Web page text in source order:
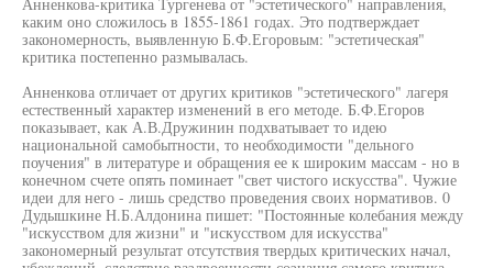
каким оно сложилось в 1855-1861 годах. Это подтверждает
закономерность, выявленную Б.Ф.Егоровым: "эстетическая"
критика постепенно размывалась.
Анненкова отличает от других критиков "эстетического" лагеря
естественный характер изменений в его методе. Б.Ф.Егоров
показывает, как А.В.Дружинин подхватывает то идею
национальной самобытности, то необходимости "дельного
поучения" в литературе и обращения ее к широким массам - но в
конечном счете опять поминает "свет чистого искусства". Чужие
идеи для него - лишь средство проведения своих нормативов. 0
Дудышкине Н.Б.Алдонина пишет: "Постоянные колебания между
"искусством для жизни" и "искусством для искусства"
закономерный результат отсутствия твердых критических начал,